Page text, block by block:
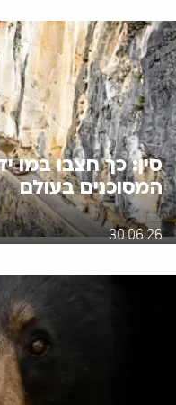
סין: כך חצבו במו
המסוכנים בעולם
עידו לוי
30.06.26